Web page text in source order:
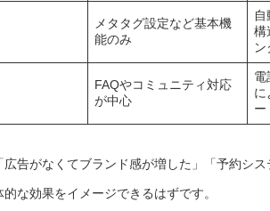
メタタグ設定など基本機
能のみ
自
構
ン
FAQやコミュニティ対応
が中心
電
に
ー
広告がなくてブランド感が増した」「予約シ
な効果をイメージできるはずです。